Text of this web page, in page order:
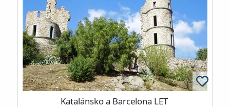
Katalánsko a Barcelona LET